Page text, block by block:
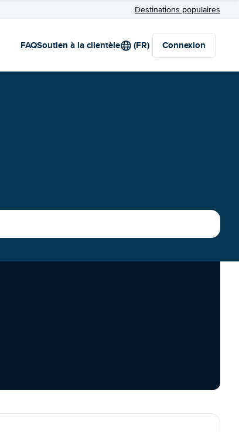
Destinations populaires
FAQSoutien à la clientèle (FR) Connexion